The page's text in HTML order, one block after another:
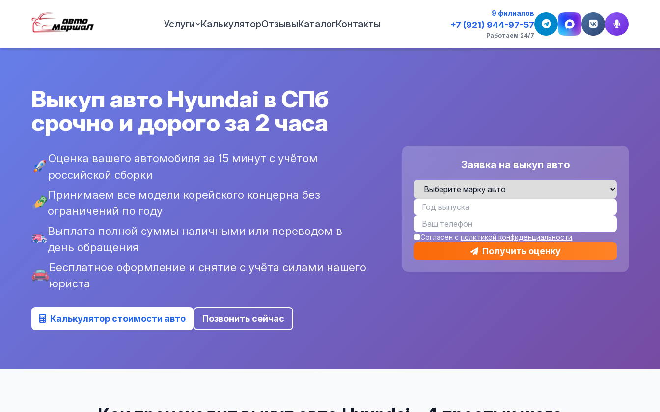
Услуги КалькуляторОтзывыКаталогКонтакты
9 филиалов
+7 (921) 944-97-57
Работаем 24/7
Выкуп авто Hyundai в СПб
срочно и дорого за 2 часа
Оценка вашего автомобиля за 15 минут с учётом
российской сборки
Принимаем все модели корейского концерна без
ограничений по году
Выплата полной суммы наличными или переводом в
день обращения
Бесплатное оформление и снятие с учёта силами нашего
юриста
Калькулятор стоимости авто Позвонить сейчас
Заявка на выкуп авто
Согласен сполитикой конфиденциальности
Получить оценку